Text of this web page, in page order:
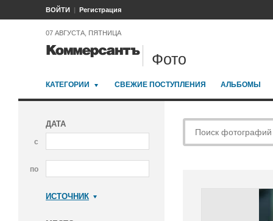
ВОЙТИ Регистрация
07 АВГУСТА, ПЯТНИЦА
Фото
КАТЕГОРИИ СВЕЖИЕ ПОСТУПЛЕНИЯ АЛЬБОМЫ
ДАТА
с
по
ИСТОЧНИК